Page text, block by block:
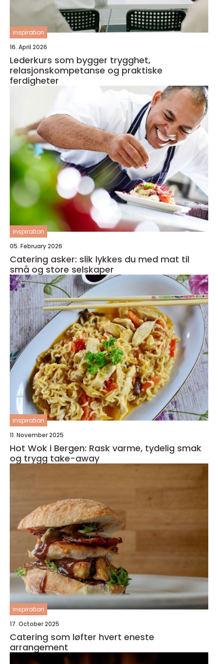
inspiration
16. April 2026
Lederkurs som bygger trygghet,
relasjonskompetanse og praktiske
ferdigheter
inspiration
05. February 2026
Catering asker: slik lykkes du med mat til
små og store selskaper
inspiration
11. November 2025
Hot Wok i Bergen: Rask varme, tydelig smak
og trygg take-away
inspiration
17. October 2025
Catering som løfter hvert eneste
arrangement